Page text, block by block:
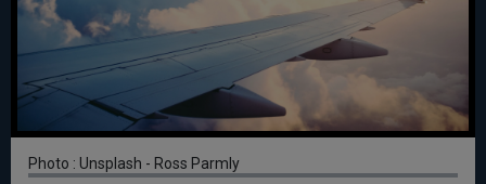
Photo : Unsplash - Ross Parmly